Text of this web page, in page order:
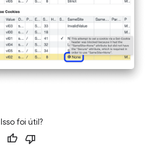
Isso foi útil?